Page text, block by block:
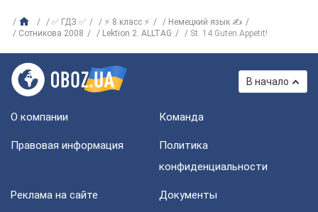
✅ ГДЗ ✅ ⚡ 8 класс ⚡
Немецкий язык ✍
Сотникова 2008
Lektion 2. ALLTAG St. 14.Guten Appetit!
В начало
О компании Команда
Правовая информация
Политика
конфиденциальности
Реклама на сайте Документы